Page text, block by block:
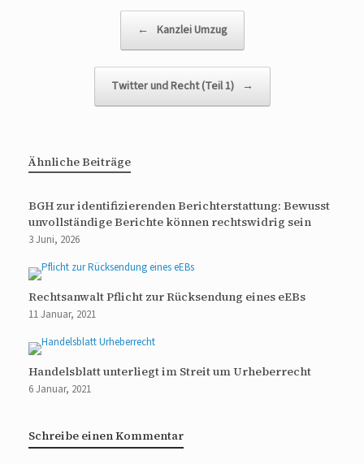
← Kanzlei Umzug
Twitter und Recht (Teil 1) →
Ähnliche Beiträge
BGH zur identifizierenden Berichterstattung: Bewusst
unvollständige Berichte können rechtswidrig sein
3 Juni, 2026
Rechtsanwalt Pflicht zur Rücksendung eines eEBs
11 Januar, 2021
Handelsblatt unterliegt im Streit um Urheberrecht
6 Januar, 2021
Schreibe einen Kommentar